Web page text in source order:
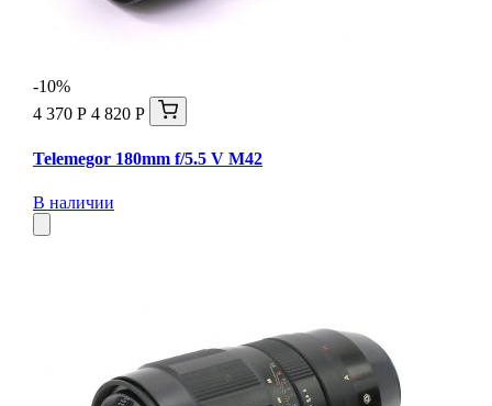
-10%
4 370 Р 4 820 Р
Telemegor 180mm f/5.5 V M42
В наличии